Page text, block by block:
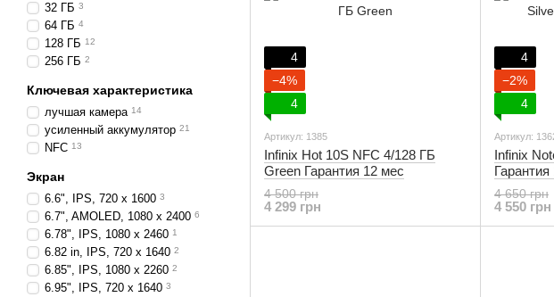
4
−4%
4
Артикул: 1385
Infinix Hot 10S NFC 4/128 ГБ
Green Гарантия 12 мес
4 500 грн
4 299 грн
4
−2%
4
Артикул:
Infinix
4 650 грн
4 550 грн
32 ГБ 3
64 ГБ 4
128 ГБ 12
256 ГБ 2
Ключевая характеристика
лучшая камера 14
усиленный аккумулятор 21
NFC 13
Экран
6.6", IPS, 720 x 1600 3
6.7", AMOLED, 1080 x 2400 6
6.78", IPS, 1080 x 2460 1
6.82 in, IPS, 720 x 1640 2
6.85", IPS, 1080 x 2260 2
6.95", IPS, 720 x 1640 3